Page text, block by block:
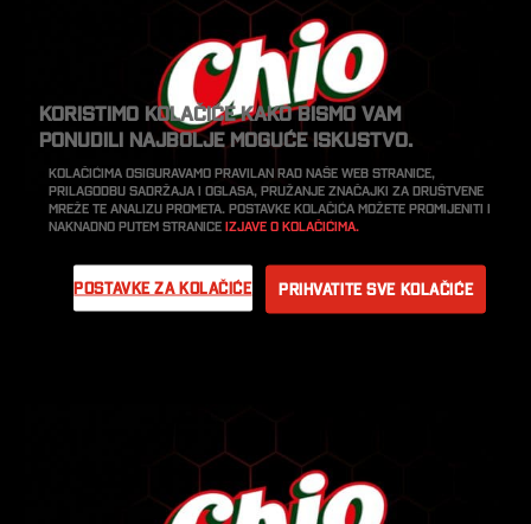
Koristimo kolačiće kako bismo vam
ponudili najbolje moguće iskustvo.
Kolačićima osiguravamo pravilan rad naše web stranice,
prilagodbu sadržaja i oglasa, pružanje značajki za društvene
mreže te analizu prometa. Postavke kolačića možete promijeniti i
naknadno putem straniceIzjave o kolačićima.
Postavke za kolačiće Prihvatite sve kolačiće